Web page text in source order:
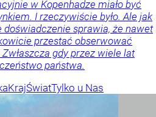
w Kopenhadze miało być
I rzeczywiście było. Ale jak
sprawia, że nawet
przestać obserwować
gdy przez wiele lat
państwa.
KrajŚwiatTylko u Nas